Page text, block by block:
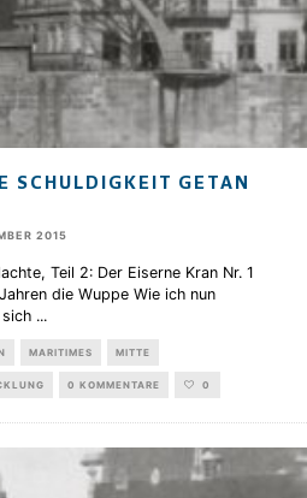
SCHULDIGKEIT GETAN
2015
Teil 2: Der Eiserne Kran Nr. 1
die Wuppe Wie ich nun
...
MARITIMES MITTE
0 KOMMENTARE 0